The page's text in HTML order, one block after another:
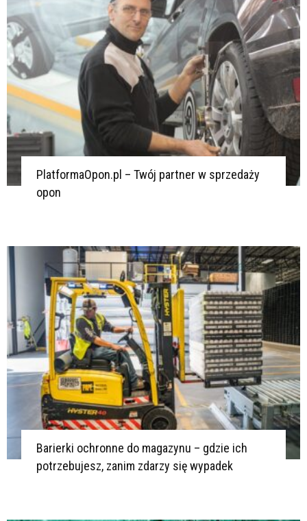
PlatformaOpon.pl – Twój partner w sprzedaży
opon
Barierki ochronne do magazynu – gdzie ich
potrzebujesz, zanim zdarzy się wypadek